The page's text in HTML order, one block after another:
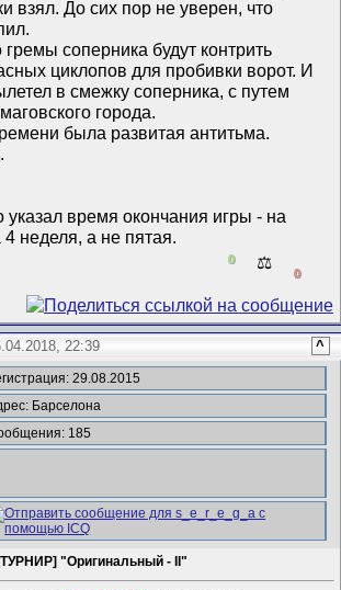
взял. До сих пор не уверен, что
соперника будут контрить
циклопов для пробивки ворот. И
в смежку соперника, с путем
города.
была развитая антитьма.
указал время окончания игры - на
неделя, а не пятая.
0 ⚖️
0
22:39 ^
29.08.2015
Барселона
185
"Оригинальный - II"